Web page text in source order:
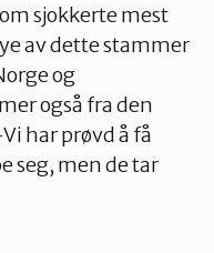
sjokkerte mest
av dette stammer
og
også fra den
har prøvd å få
seg, men de tar